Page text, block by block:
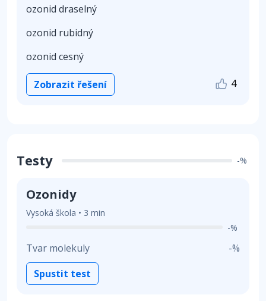
ozonid draselný
ozonid rubidný
ozonid cesný
Zobrazit řešení 4
Testy -%
Ozonidy
Vysoká škola • 3 min
-%
Tvar molekuly
-%
Spustit test